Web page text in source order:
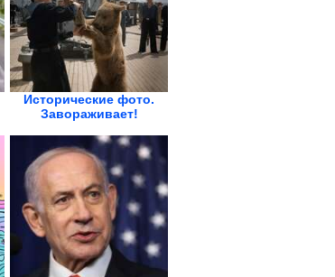
Исторические фото.
Завораживает!